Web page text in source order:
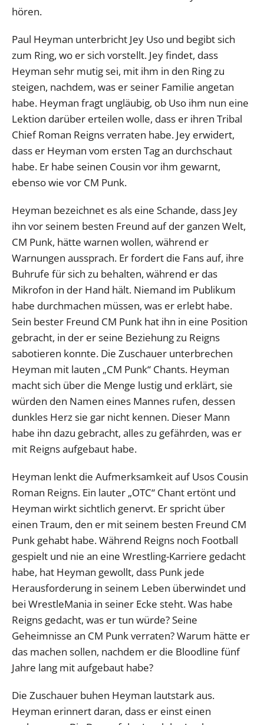
hören.
Paul Heyman unterbricht Jey Uso und begibt sich
zum Ring, wo er sich vorstellt. Jey findet, dass
Heyman sehr mutig sei, mit ihm in den Ring zu
steigen, nachdem, was er seiner Familie angetan
habe. Heyman fragt ungläubig, ob Uso ihm nun eine
Lektion darüber erteilen wolle, dass er ihren Tribal
Chief Roman Reigns verraten habe. Jey erwidert,
dass er Heyman vom ersten Tag an durchschaut
habe. Er habe seinen Cousin vor ihm gewarnt,
ebenso wie vor CM Punk.
Heyman bezeichnet es als eine Schande, dass Jey
ihn vor seinem besten Freund auf der ganzen Welt,
CM Punk, hätte warnen wollen, während er
Warnungen aussprach. Er fordert die Fans auf, ihre
Buhrufe für sich zu behalten, während er das
Mikrofon in der Hand hält. Niemand im Publikum
habe durchmachen müssen, was er erlebt habe.
Sein bester Freund CM Punk hat ihn in eine Position
gebracht, in der er seine Beziehung zu Reigns
sabotieren konnte. Die Zuschauer unterbrechen
Heyman mit lauten „CM Punk“ Chants. Heyman
macht sich über die Menge lustig und erklärt, sie
würden den Namen eines Mannes rufen, dessen
dunkles Herz sie gar nicht kennen. Dieser Mann
habe ihn dazu gebracht, alles zu gefährden, was er
mit Reigns aufgebaut habe.
Heyman lenkt die Aufmerksamkeit auf Usos Cousin
Roman Reigns. Ein lauter „OTC“ Chant ertönt und
Heyman wirkt sichtlich genervt. Er spricht über
einen Traum, den er mit seinem besten Freund CM
Punk gehabt habe. Während Reigns noch Football
gespielt und nie an eine Wrestling-Karriere gedacht
habe, hat Heyman gewollt, dass Punk jede
Herausforderung in seinem Leben überwindet und
bei WrestleMania in seiner Ecke steht. Was habe
Reigns gedacht, was er tun würde? Seine
Geheimnisse an CM Punk verraten? Warum hätte er
das machen sollen, nachdem er die Bloodline fünf
Jahre lang mit aufgebaut habe?
Die Zuschauer buhen Heyman lautstark aus.
Heyman erinnert daran, dass er einst einen